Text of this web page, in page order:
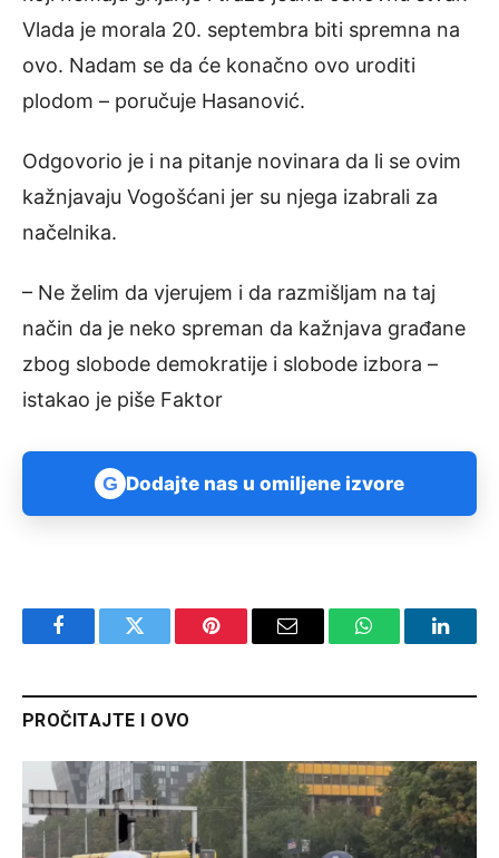
Vlada je morala 20. septembra biti spremna na
ovo. Nadam se da će konačno ovo uroditi
plodom – poručuje Hasanović.
Odgovorio je i na pitanje novinara da li se ovim
kažnjavaju Vogošćani jer su njega izabrali za
načelnika.
– Ne želim da vjerujem i da razmišljam na taj
način da je neko spreman da kažnjava građane
zbog slobode demokratije i slobode izbora –
istakao je piše Faktor
G Dodajte nas u omiljene izvore
FacebookTwitter Pinterest Email WhatsApp
PROČITAJTE I OVO